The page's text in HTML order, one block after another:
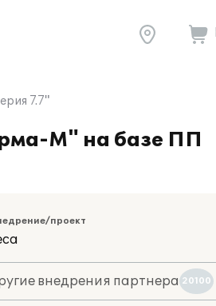
7.7"
М" на базе ПП
проект
внедрения партнера 20100